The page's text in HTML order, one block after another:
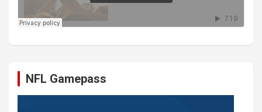
NFL Gamepass